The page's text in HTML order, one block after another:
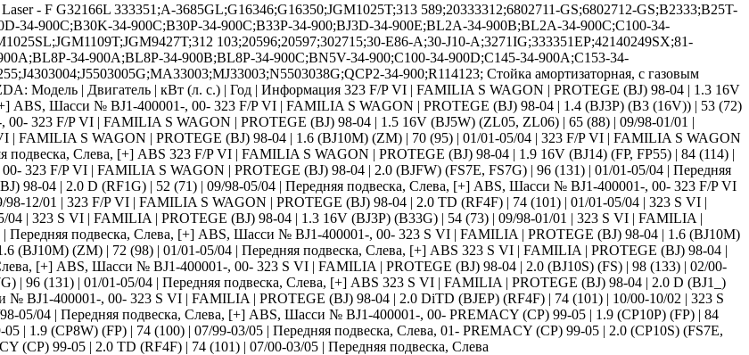
- F G32166L 333351;A-3685GL;G16346;G16350;JGM1025T;313 589;20333312;6802711-GS;6802712-GS;B2333;B25T-
34-900C;B30K-34-900C;B30P-34-900C;B33P-34-900;BJ3D-34-900E;BL2A-34-900B;BL2A-34-900C;C100-34-
103;20596;20597;302715;30-E86-A;30-J10-A;3271IG;333351EP;42140249SX;81-
34-900A;BL8P-34-900B;BL8P-34-900C;BN5V-34-900;C100-34-900D;C145-34-900A;C153-34-
34-900;R114123; Стойка амортизаторная, с газовым
Модель | Двигатель | кВт (л. с.) | Год | Информация 323 F/P VI | FAMILIA S WAGON | PROTEGE (BJ) 98-04 | 1.3 16V
ABS, Шасси № BJ1-400001-, 00- 323 F/P VI | FAMILIA S WAGON | PROTEGE (BJ) 98-04 | 1.4 (BJ3P) (B3 (16V)) | 53 (72)
323 F/P VI | FAMILIA S WAGON | PROTEGE (BJ) 98-04 | 1.5 16V (BJ5W) (ZL05, ZL06) | 65 (88) | 09/98-01/01 |
FAMILIA S WAGON | PROTEGE (BJ) 98-04 | 1.6 (BJ10M) (ZM) | 70 (95) | 01/01-05/04 | 323 F/P VI | FAMILIA S WAGON
Слева, [+] ABS 323 F/P VI | FAMILIA S WAGON | PROTEGE (BJ) 98-04 | 1.9 16V (BJ14) (FP, FP55) | 84 (114) |
323 F/P VI | FAMILIA S WAGON | PROTEGE (BJ) 98-04 | 2.0 (BJFW) (FS7E, FS7G) | 96 (131) | 01/01-05/04 | Передняя
98-04 | 2.0 D (RF1G) | 52 (71) | 09/98-05/04 | Передняя подвеска, Слева, [+] ABS, Шасси № BJ1-400001-, 00- 323 F/P VI
12/01 | 323 F/P VI | FAMILIA S WAGON | PROTEGE (BJ) 98-04 | 2.0 TD (RF4F) | 74 (101) | 01/01-05/04 | 323 S VI |
| 323 S VI | FAMILIA | PROTEGE (BJ) 98-04 | 1.3 16V (BJ3P) (B33G) | 54 (73) | 09/98-01/01 | 323 S VI | FAMILIA |
Передняя подвеска, Слева, [+] ABS, Шасси № BJ1-400001-, 00- 323 S VI | FAMILIA | PROTEGE (BJ) 98-04 | 1.6 (BJ10M)
(BJ10M) (ZM) | 72 (98) | 01/01-05/04 | Передняя подвеска, Слева, [+] ABS 323 S VI | FAMILIA | PROTEGE (BJ) 98-04 |
[+] ABS, Шасси № BJ1-400001-, 00- 323 S VI | FAMILIA | PROTEGE (BJ) 98-04 | 2.0 (BJ10S) (FS) | 98 (133) | 02/00-
| 96 (131) | 01/01-05/04 | Передняя подвеска, Слева, [+] ABS 323 S VI | FAMILIA | PROTEGE (BJ) 98-04 | 2.0 D (BJ1_)
BJ1-400001-, 00- 323 S VI | FAMILIA | PROTEGE (BJ) 98-04 | 2.0 DiTD (BJEP) (RF4F) | 74 (101) | 10/00-10/02 | 323 S
05/04 | Передняя подвеска, Слева, [+] ABS, Шасси № BJ1-400001-, 00- PREMACY (CP) 99-05 | 1.9 (CP10P) (FP) | 84
| 1.9 (CP8W) (FP) | 74 (100) | 07/99-03/05 | Передняя подвеска, Слева, 01- PREMACY (CP) 99-05 | 2.0 (CP10S) (FS7E,
(CP) 99-05 | 2.0 TD (RF4F) | 74 (101) | 07/00-03/05 | Передняя подвеска, Слева